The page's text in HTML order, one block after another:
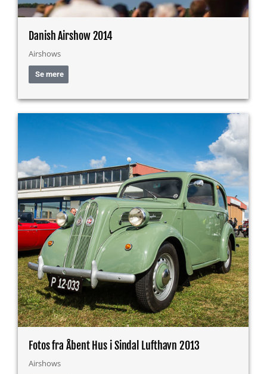
Danish Airshow 2014
Airshows
Se mere
Fotos fra Åbent Hus i Sindal Lufthavn 2013
Airshows